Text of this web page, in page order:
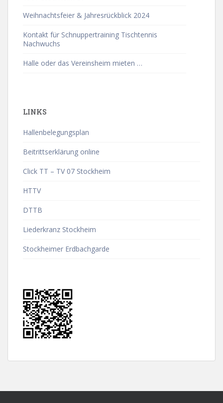
Weihnachtsfeier & Jahresrückblick 2024
Kontakt für Schnuppertraining Tischtennis
Nachwuchs
Halle oder das Vereinsheim mieten …
LINKS
Hallenbelegungsplan
Beitrittserklärung online
Click TT – TV 07 Stockheim
HTTV
DTTB
Liederkranz Stockheim
Stockheimer Erdbachgarde